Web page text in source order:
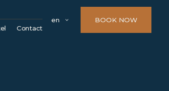
Contact
en BOOK NOW